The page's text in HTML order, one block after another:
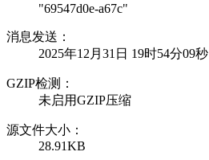
"69547d0e-a67c"
消息发送：
2025年12月31日 19时54分09秒
GZIP检测：
未启用GZIP压缩
源文件大小：
28.91KB